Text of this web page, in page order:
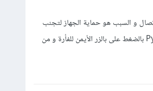
8080، و أيضا هناك رفض للإتصال و السبب هو حماية الجهاز لتجنب
هذا الأمر قم بتشغيل الكود الخاص بك كمسؤول، وهذا عن طريق تشغيل Pycharm بالضغط على بالزر الأيمن للفأرة و من